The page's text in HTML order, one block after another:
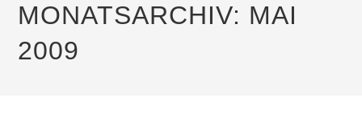
MONATSARCHIV: MAI
2009